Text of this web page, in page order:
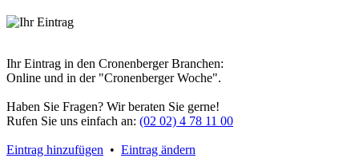
Ihr Eintrag in den Cronenberger Branchen:
Online und in der "Cronenberger Woche".
Haben Sie Fragen? Wir beraten Sie gerne!
Rufen Sie uns einfach an: (02 02) 4 78 11 00
Eintrag hinzufügen • Eintrag ändern